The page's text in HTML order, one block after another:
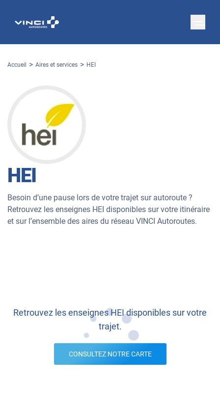
Accueil Aires et services HEI
HEI
Besoin d’une pause lors de votre trajet sur autoroute ?
Retrouvez les enseignes HEI disponibles sur votre itinéraire
et sur l’ensemble des aires du réseau VINCI Autoroutes.
Retrouvez les enseignes HEI disponibles sur votre
trajet.
CONSULTEZ NOTRE CARTE